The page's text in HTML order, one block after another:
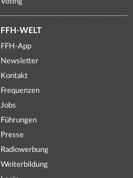
Voting
FFH-WELT
FFH-App
Newsletter
Kontakt
Frequenzen
Jobs
Führungen
Presse
Radiowerbung
Weiterbildung